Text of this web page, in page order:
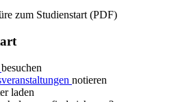
zum Studienstart (PDF)
besuchen
notieren
laden